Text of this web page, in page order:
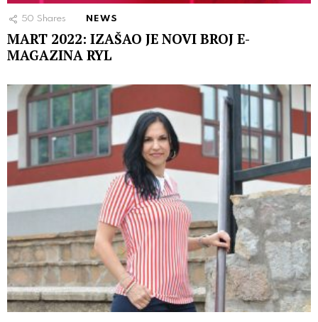
50 Shares NEWS
MART 2022: IZAŠAO JE NOVI BROJ E-
MAGAZINA RYL